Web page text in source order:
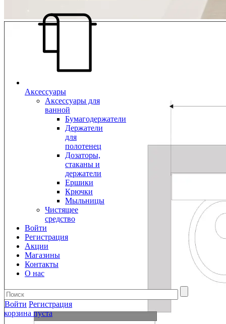
Аксессуары
Аксессуары для
ванной
Бумагодержатели
Держатели
для
полотенец
Дозаторы,
стаканы и
держатели
Ершики
Крючки
Мыльницы
Чистящее
средство
Войти
Регистрация
Акции
Магазины
Контакты
О нас
Войти Регистрация
корзина пуста